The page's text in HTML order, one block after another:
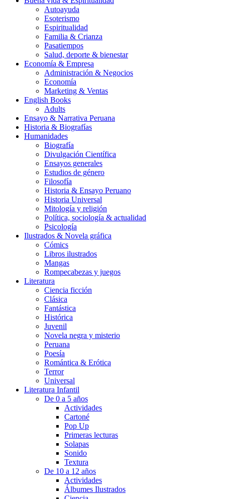
Autoayuda
Esoterismo
Espiritualidad
Familia & Crianza
Pasatiempos
Salud, deporte & bienestar
Economía & Empresa
Administración & Negocios
Economía
Marketing & Ventas
English Books
Adults
Ensayo & Narrativa Peruana
Historia & Biografías
Humanidades
Biografía
Divulgación Científica
Ensayos generales
Estudios de género
Filosofía
Historia & Ensayo Peruano
Historia Universal
Mitología y religión
Política, sociología & actualidad
Psicología
Ilustrados & Novela gráfica
Cómics
Libros ilustrados
Mangas
Rompecabezas y juegos
Literatura
Ciencia ficción
Clásica
Fantástica
Histórica
Juvenil
Novela negra y misterio
Peruana
Poesía
Romántica & Erótica
Terror
Universal
Literatura Infantil
De 0 a 5 años
Actividades
Cartoné
Pop Up
Primeras lecturas
Solapas
Sonido
Textura
De 10 a 12 años
Actividades
Álbumes Ilustrados